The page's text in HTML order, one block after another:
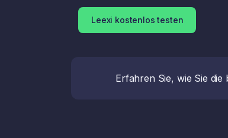
Leexi kostenlos testen
Erfahren Sie, wie Sie